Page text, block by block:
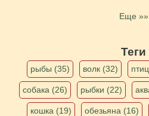
Еще »»
Теги
рыбы (35) волк (32)
собака (26) рыбки (22)
кошка (19) обезьяна (16)